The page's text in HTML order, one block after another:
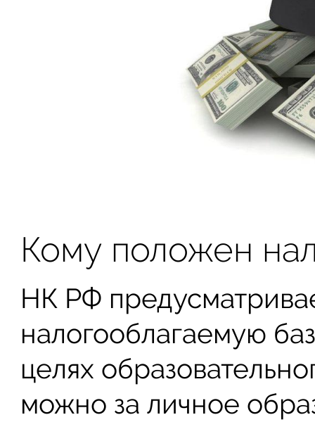
Кому положен
НК РФ
налогооблагаемую
целях
можно за личное